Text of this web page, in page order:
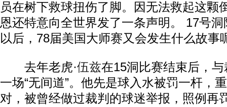
员在树下救球扭伤了脚。因无法救起这颗
恩还特意向全世界发了一条声明。 17号
以后，78届美国大师赛又会发生什么故事
去年老虎·伍兹在15洞比赛结束后，
一场“无间道”。他先是球入水被罚一杆，
对，被曾经做过裁判的球迷举报，照例再